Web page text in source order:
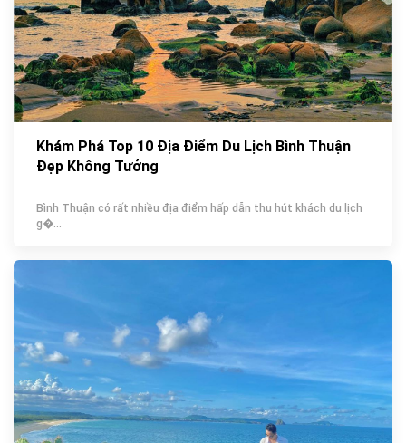
Khám Phá Top 10 Địa Điểm Du Lịch Bình Thuận
Đẹp Không Tưởng
Bình Thuận có rất nhiều địa điểm hấp dẫn thu hút khách du lịch
g�...